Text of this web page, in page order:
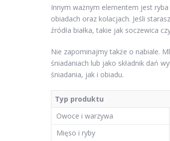
Innym ważnym elementem jest
obiadach oraz kolacjach. Jeśli
źródła białka, takie jak soczewica
Nie zapominajmy także o nabiale.
śniadaniach lub jako składnik dań
śniadania, jak i obiadu.
Typ produktu
Owoce i warzywa
Mięso i ryby